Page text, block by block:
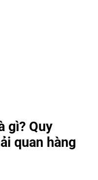
gì? Quy
quan hàng